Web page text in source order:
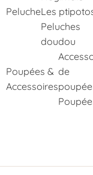
PelucheLes
Peluches
doudou
Poupées &
Accessoires
de